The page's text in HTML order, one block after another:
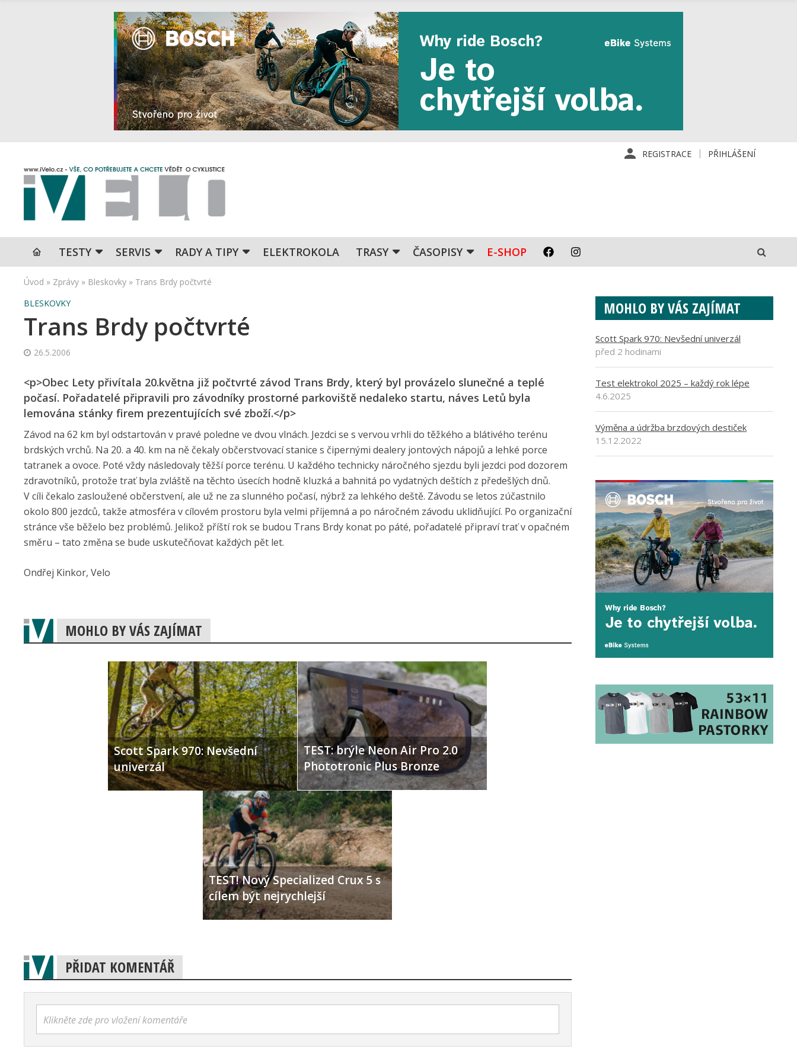
REGISTRACE PŘIHLÁŠENÍ
TESTY SERVIS RADY A TIPY ELEKTROKOLA TRASY ČASOPISY E-SHOP
Úvod » Zprávy » Bleskovky » Trans Brdy počtvrté
BLESKOVKY
Trans Brdy počtvrté
26.5.2006
<p>Obec Lety přivítala 20.května již počtvrté závod Trans Brdy, který byl provázelo slunečné a teplé
počasí. Pořadatelé připravili pro závodníky prostorné parkoviště nedaleko startu, náves Letů byla
lemována stánky firem prezentujících své zboží.</p>
Závod na 62 km byl odstartován v pravé poledne ve dvou vlnách. Jezdci se s vervou vrhli do těžkého a blátivého terénu
brdských vrchů. Na 20. a 40. km na ně čekaly občerstvovací stanice s čipernými dealery jontových nápojů a lehké porce
tatranek a ovoce. Poté vždy následovaly těžší porce terénu. U každého technicky náročného sjezdu byli jezdci pod dozorem
zdravotníků, protože trať byla zvláště na těchto úsecích hodně kluzká a bahnitá po vydatných deštích z předešlých dnů.
V cíli čekalo zasloužené občerstvení, ale už ne za slunného počasí, nýbrž za lehkého deště. Závodu se letos zúčastnilo
okolo 800 jezdců, takže atmosféra v cílovém prostoru byla velmi příjemná a po náročném závodu uklidňující. Po organizační
stránce vše běželo bez problémů. Jelikož příští rok se budou Trans Brdy konat po páté, pořadatelé připraví trať v opačném
směru – tato změna se bude uskutečňovat každých pět let.
Ondřej Kinkor, Velo
MOHLO BY VÁS ZAJÍMAT
Scott Spark 970: Nevšední
univerzál
TEST: brýle Neon Air Pro 2.0
Phototronic Plus Bronze
TEST! Nový Specialized Crux 5 s
cílem být nejrychlejší
PŘIDAT KOMENTÁŘ
Klikněte zde pro vložení komentáře
MOHLO BY VÁS ZAJÍMAT
Scott Spark 970: Nevšední univerzál
před 2 hodinami
Test elektrokol 2025 – každý rok lépe
4.6.2025
Výměna a údržba brzdových destiček
15.12.2022